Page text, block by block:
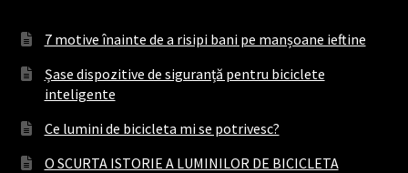
7 motive înainte de a risipi bani pe manșoane ieftine
Șase dispozitive de siguranță pentru biciclete
inteligente
Ce lumini de bicicleta mi se potrivesc?
O SCURTA ISTORIE A LUMINILOR DE BICICLETA